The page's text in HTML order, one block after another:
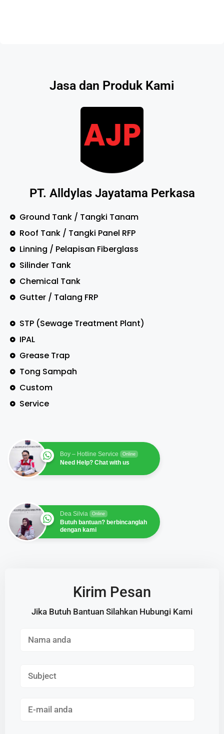
Jasa dan Produk Kami
PT. Alldylas Jayatama Perkasa
Ground Tank / Tangki Tanam
Roof Tank / Tangki Panel RFP
Linning / Pelapisan Fiberglass
Silinder Tank
Chemical Tank
Gutter / Talang FRP
STP (Sewage Treatment Plant)
IPAL
Grease Trap
Tong Sampah
Custom
Service
Boy – Hotline Service Online
Need Help? Chat with us
Dea Silvia Online
Butuh bantuan? berbincanglah
dengan kami
Kirim Pesan
Jika Butuh Bantuan Silahkan Hubungi Kami